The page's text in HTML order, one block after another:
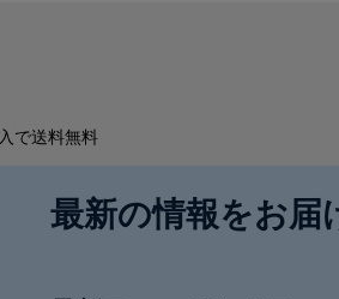
で送料無料
最新の情報をお届